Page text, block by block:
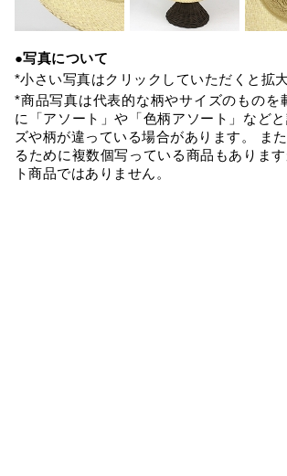
●写真について
*小さい写真はクリックしていただくと拡
*商品写真は代表的な柄やサイズのものを
に「アソート」や「色柄アソート」など
ズや柄が違っている場合があります。 ま
るために複数個写っている商品もありま
ト商品ではありません。